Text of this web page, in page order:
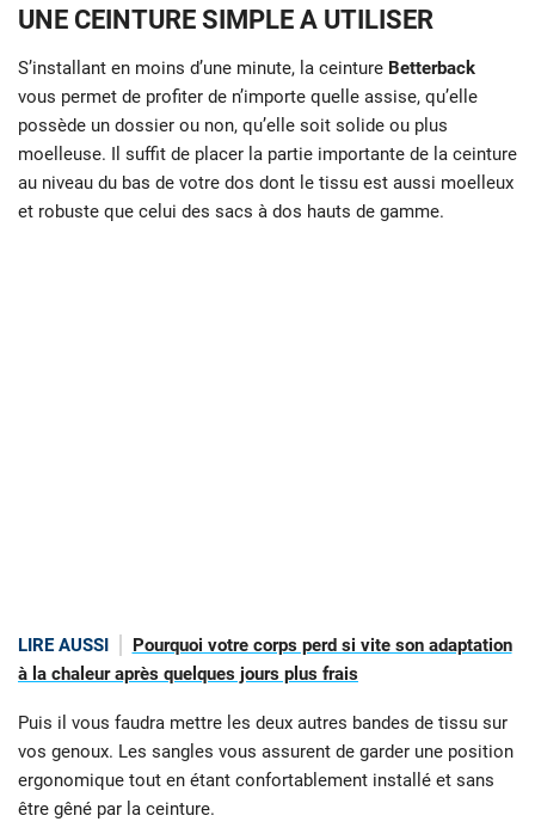
UNE CEINTURE SIMPLE A UTILISER
S’installant en moins d’une minute, la ceinture Betterback
vous permet de profiter de n’importe quelle assise, qu’elle
possède un dossier ou non, qu’elle soit solide ou plus
moelleuse. Il suffit de placer la partie importante de la ceinture
au niveau du bas de votre dos dont le tissu est aussi moelleux
et robuste que celui des sacs à dos hauts de gamme.
LIRE AUSSI
Pourquoi votre corps perd si vite son adaptation
à la chaleur après quelques jours plus frais
Puis il vous faudra mettre les deux autres bandes de tissu sur
vos genoux. Les sangles vous assurent de garder une position
ergonomique tout en étant confortablement installé et sans
être gêné par la ceinture.